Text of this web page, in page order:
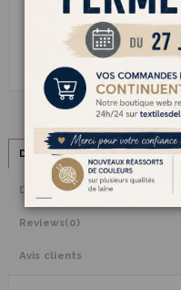
Livraisongratuite dès 50
Paiement sécurisé via
Description
Détails du produit
Reviews(0)
Avis clients